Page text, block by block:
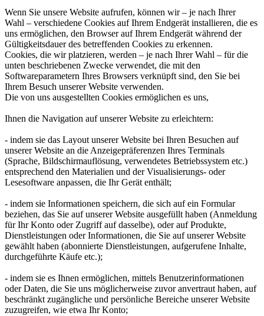
Wenn Sie unsere Website aufrufen, können wir – je nach Ihrer
Wahl – verschiedene Cookies auf Ihrem Endgerät installieren, die es
uns ermöglichen, den Browser auf Ihrem Endgerät während der
Gültigkeitsdauer des betreffenden Cookies zu erkennen.
Cookies, die wir platzieren, werden – je nach Ihrer Wahl – für die
unten beschriebenen Zwecke verwendet, die mit den
Softwareparametern Ihres Browsers verknüpft sind, den Sie bei
Ihrem Besuch unserer Website verwenden.
Die von uns ausgestellten Cookies ermöglichen es uns,
Ihnen die Navigation auf unserer Website zu erleichtern:
- indem sie das Layout unserer Website bei Ihren Besuchen auf
unserer Website an die Anzeigepräferenzen Ihres Terminals
(Sprache, Bildschirmauflösung, verwendetes Betriebssystem etc.)
entsprechend den Materialien und der Visualisierungs- oder
Lesesoftware anpassen, die Ihr Gerät enthält;
- indem sie Informationen speichern, die sich auf ein Formular
beziehen, das Sie auf unserer Website ausgefüllt haben (Anmeldung
für Ihr Konto oder Zugriff auf dasselbe), oder auf Produkte,
Dienstleistungen oder Informationen, die Sie auf unserer Website
gewählt haben (abonnierte Dienstleistungen, aufgerufene Inhalte,
durchgeführte Käufe etc.);
- indem sie es Ihnen ermöglichen, mittels Benutzerinformationen
oder Daten, die Sie uns möglicherweise zuvor anvertraut haben, auf
beschränkt zugängliche und persönliche Bereiche unserer Website
zuzugreifen, wie etwa Ihr Konto;